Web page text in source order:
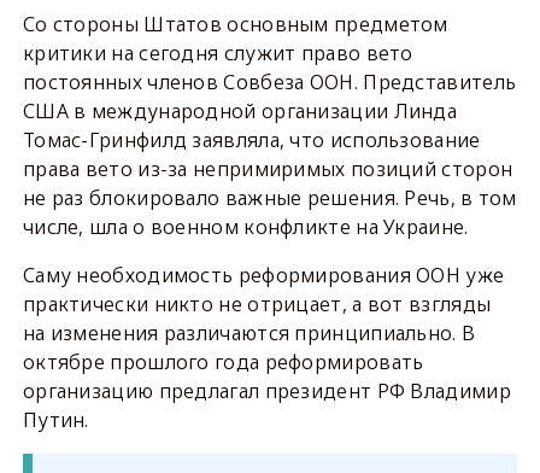
Со стороны Штатов основным предметом
критики на сегодня служит право вето
постоянных членов Совбеза ООН. Представитель
США в международной организации Линда
Томас-Гринфилд заявляла, что использование
права вето из-за непримиримых позиций сторон
не раз блокировало важные решения. Речь, в том
числе, шла о военном конфликте на Украине.
Саму необходимость реформирования ООН уже
практически никто не отрицает, а вот взгляды
на изменения различаются принципиально. В
октябре прошлого года реформировать
организацию предлагал президент РФ Владимир
Путин.